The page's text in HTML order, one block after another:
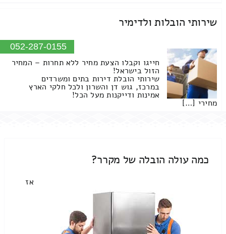
שירותי הובלות ולדימיר
052-287-0155
חייגו וקבלו הצעת מחיר ללא תחרות – המחיר
הזול בישראל!
שירותי הובלת דירות בתים ומשרדים
במרכז, גוש דן והשרון ולכל חלקי הארץ
אמינות ודייקנות מעל הכל!
מחירי […]
כמה עולה הובלה של מקרר?
אז